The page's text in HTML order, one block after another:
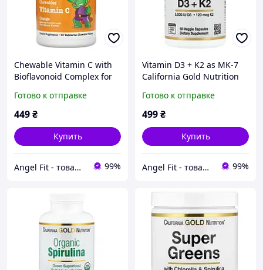
Chewable Vitamin C with
Bioflavonoid Complex for
Gold Nutrition 90
жувальних таблеток
Готово к отправке
449₴
Купить
Angel Fit - товари для здоров'я, спорту та активного життя 99%
Vitamin D3 + K2 as MK-7
California Gold Nutrition
Готово к отправке
499₴
Купить
Angel Fit - товари для здоров'я, спорту та активного життя 99%